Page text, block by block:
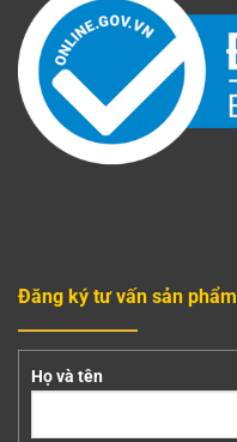
Đăng ký tư vấn sản phẩm
Họ và tên